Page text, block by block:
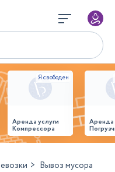
Аренда услуги
Компрессора
Вывоз мусора